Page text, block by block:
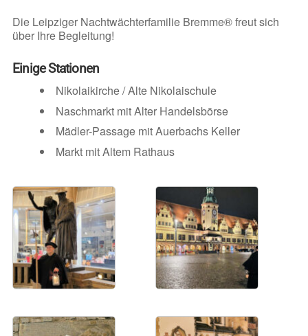
Die Leipziger Nachtwächterfamilie Bremme® freut sich
über Ihre Begleitung!
Einige Stationen
Nikolaikirche / Alte Nikolaischule
Naschmarkt mit Alter Handelsbörse
Mädler-Passage mit Auerbachs Keller
Markt mit Altem Rathaus